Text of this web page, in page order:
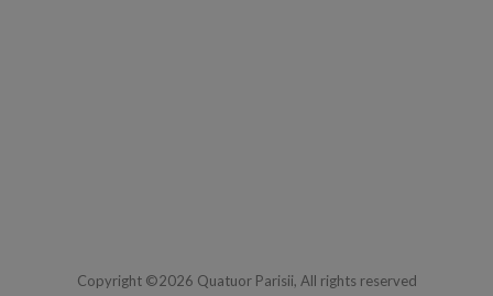
Copyright ©2026 Quatuor Parisii, All rights reserved